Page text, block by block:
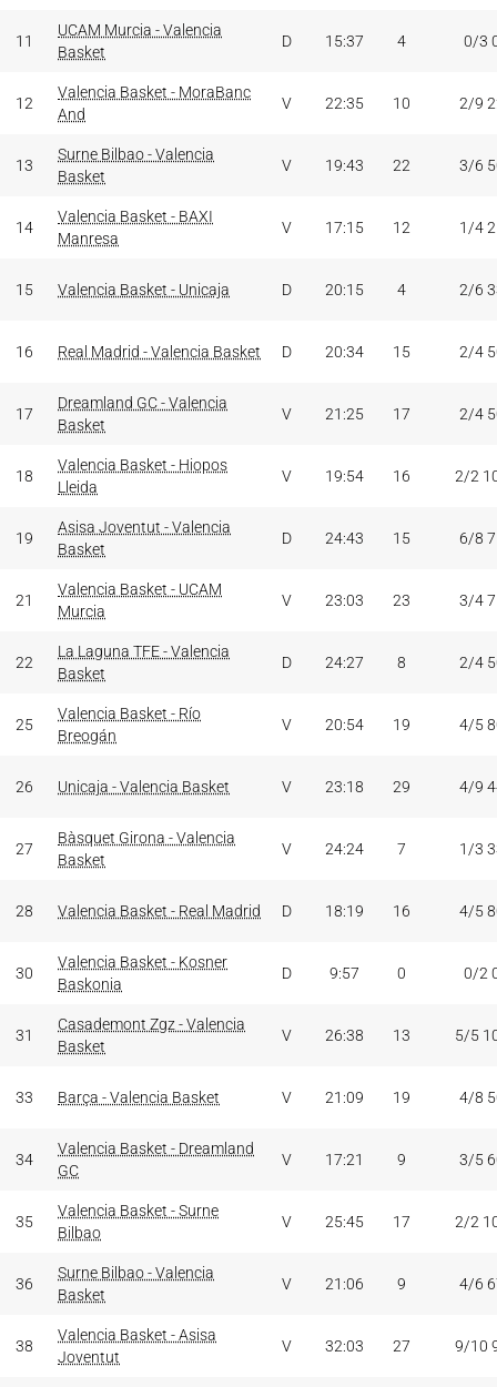
11
UCAM Murcia - Valencia
Basket
D 15:37 4 0/3
12
Valencia Basket - MoraBanc
And
V 22:35 10 2/9
13
Surne Bilbao - Valencia
Basket
V 19:43 22 3/6
14
Valencia Basket - BAXI
Manresa
V 17:15 12 1/4
15 Valencia Basket - Unicaja D 20:15 4 2/6
16 Real Madrid - Valencia Basket D 20:34 15 2/4
17
Dreamland GC - Valencia
Basket
V 21:25 17 2/4
18
Valencia Basket - Hiopos
Lleida
V 19:54 16 2/2
19
Asisa Joventut - Valencia
Basket
D 24:43 15 6/8
21
Valencia Basket - UCAM
Murcia
V 23:03 23 3/4
22
La Laguna TFE - Valencia
Basket
D 24:27 8 2/4
25
Valencia Basket - Río
Breogán
V 20:54 19 4/5
26 Unicaja - Valencia Basket V 23:18 29 4/9
27
Bàsquet Girona - Valencia
Basket
V 24:24 7 1/3
28 Valencia Basket - Real Madrid D 18:19 16 4/5
30
Valencia Basket - Kosner
Baskonia
D 9:57 0 0/2
31
Casademont Zgz - Valencia
Basket
V 26:38 13 5/5
33 Barça - Valencia Basket V 21:09 19 4/8
34
Valencia Basket - Dreamland
GC
V 17:21 9 3/5
35
Valencia Basket - Surne
Bilbao
V 25:45 17 2/2
36
Surne Bilbao - Valencia
Basket
V 21:06 9 4/6
38
Valencia Basket - Asisa
Joventut
V 32:03 27 9/10